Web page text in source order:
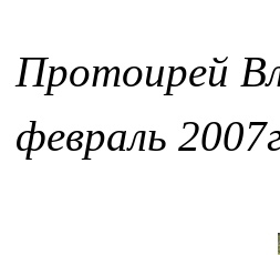
Протоирей
февраль